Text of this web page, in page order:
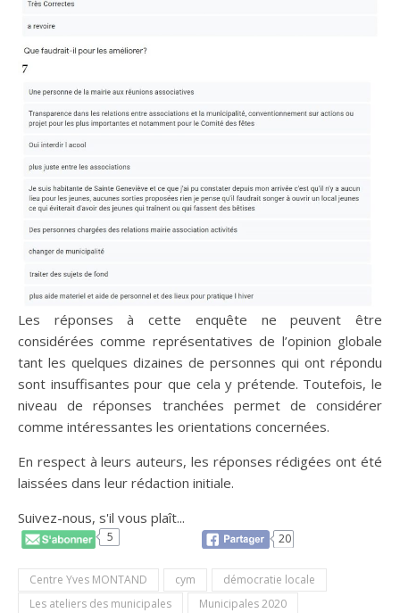
Les réponses à cette enquête ne peuvent être
considérées comme représentatives de l’opinion globale
tant les quelques dizaines de personnes qui ont répondu
sont insuffisantes pour que cela y prétende. Toutefois, le
niveau de réponses tranchées permet de considérer
comme intéressantes les orientations concernées.
En respect à leurs auteurs, les réponses rédigées ont été
laissées dans leur rédaction initiale.
Suivez-nous, s'il vous plaît...
5 20
Centre Yves MONTAND cym
démocratie locale
Les ateliers des municipales
Municipales 2020